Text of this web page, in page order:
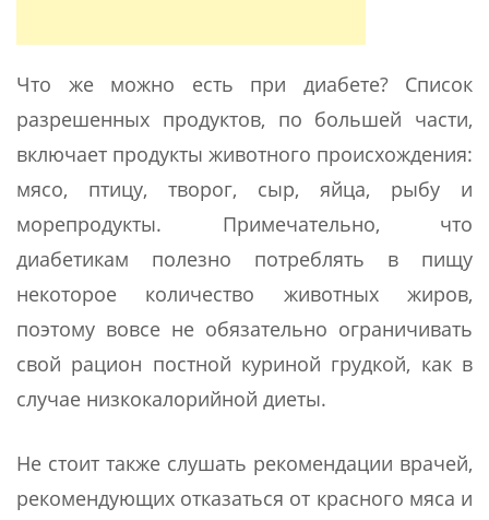
Что же можно есть при диабете? Список
разрешенных продуктов, по большей части,
включает продукты животного происхождения:
мясо, птицу, творог, сыр, яйца, рыбу и
морепродукты. Примечательно, что
диабетикам полезно потреблять в пищу
некоторое количество животных жиров,
поэтому вовсе не обязательно ограничивать
свой рацион постной куриной грудкой, как в
случае низкокалорийной диеты.
Не стоит также слушать рекомендации врачей,
рекомендующих отказаться от красного мяса и